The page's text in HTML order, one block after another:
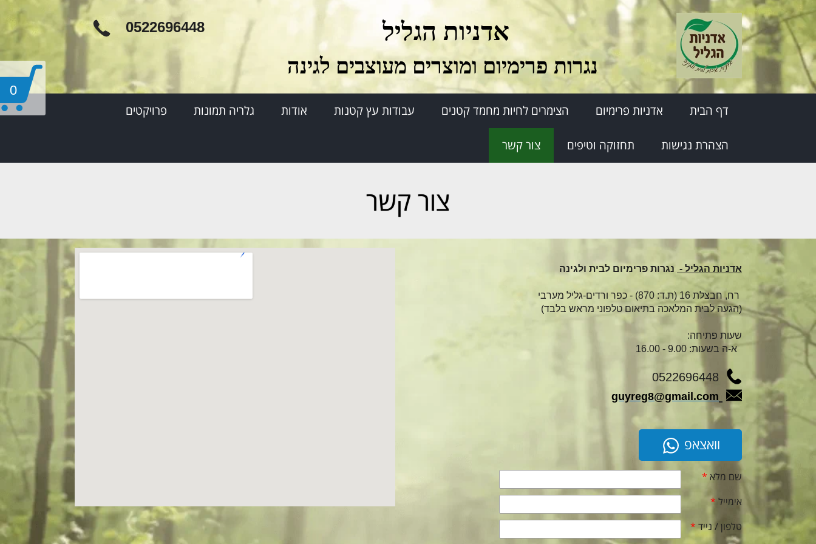
אדניות הגליל
נגרות פרימיום ומוצרים מעוצבים לגינה
0522696448
דף הבית אדניות פרימיום הצימרים לחיות מחמד קטנים עבודות עץ קטנות אודות גלריה תמונות פרויקטים
הצהרת נגישות תחזוקה וטיפים צור קשר
צור קשר
אדניות הגליל - נגרות פרימיום לבית ולגינה
רח, חבצלת 16 (ת.ד: 870) - כפר ורדים-גליל מערבי
(הגעה לבית המלאכה בתיאום טלפוני מראש בלבד)
שעות פתיחה:
א-ה בשעות: 9.00 - 16.00
guyreg8@gmail.com
וואצאפ
שם מלא *
אימייל *
טלפון / נייד*
0